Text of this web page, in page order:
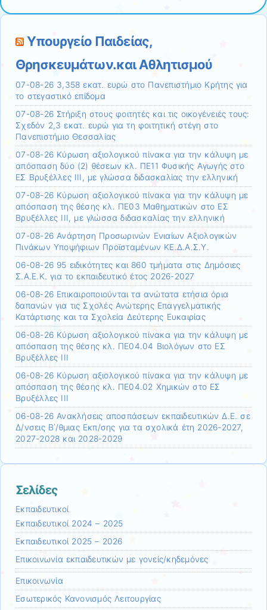
Υπουργείο Παιδείας,
Θρησκευμάτων.και Αθλητισμού
07-08-26 3,358 εκατ. ευρώ στο Πανεπιστήμιο Κρήτης για
το στεγαστικό επίδομα
07-08-26 Στήριξη στους φοιτητές και τις οικογένειές τους:
Σχεδόν 2,3 εκατ. ευρώ για τη φοιτητική στέγη στο
Πανεπιστήμιο Θεσσαλίας
07-08-26 Κύρωση αξιολογικού πίνακα για την κάλυψη με
απόσπαση δύο (2) θέσεων κλ. ΠΕ11 Φυσικής Αγωγής στο
ΕΣ Βρυξέλλες ΙΙΙ, με γλώσσα διδασκαλίας την ελληνική
07-08-26 Κύρωση αξιολογικού πίνακα για την κάλυψη με
απόσπαση της θέσης κλ. ΠΕ03 Μαθηματικών στο ΕΣ
Βρυξέλλες ΙΙΙ, με γλώσσα διδασκαλίας την ελληνική
07-08-26 Ανάρτηση Προσωρινών Ενιαίων Αξιολογικών
Πινάκων Υποψήφιων Προϊσταμένων ΚΕ.Δ.Α.Σ.Υ.
06-08-26 95 ειδικότητες και 860 τμήματα στις Δημόσιες
Σ.Α.Ε.Κ. για το εκπαιδευτικό έτος 2026-2027
06-08-26 Επικαιροποιούνται τα ανώτατα ετήσια όρια
δαπανών για τις Σχολές Ανώτερης Επαγγελματικής
Κατάρτισης και τα Σχολεία Δεύτερης Ευκαιρίας
06-08-26 Κύρωση αξιολογικού πίνακα για την κάλυψη με
απόσπαση της θέσης κλ. ΠΕ04.04 Βιολόγων στο ΕΣ
Βρυξέλλες ΙΙΙ
06-08-26 Κύρωση αξιολογικού πίνακα για την κάλυψη με
απόσπαση της θέσης κλ. ΠΕ04.02 Χημικών στο ΕΣ
Βρυξέλλες ΙΙΙ
06-08-26 Ανακλήσεις αποσπάσεων εκπαιδευτικών Δ.Ε. σε
Δ/νσεις Β΄/θμιας Εκπ/σης για τα σχολικά έτη 2026-2027,
2027-2028 και 2028-2029
Σελίδες
Εκπαιδευτικοί
Εκπαιδευτικοί 2024 – 2025
Εκπαιδευτικοί 2025 – 2026
Επικοινωνία εκπαιδευτικών με γονείς/κηδεμόνες
Επικοινωνία
Εσωτερικός Κανονισμός Λειτουργίας